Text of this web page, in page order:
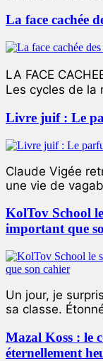
La face cachée
LA FACE
Les cycles de la
Livre juif : Le
Claude Vigée
une vie de
KolTov School
important que
Un jour, je
sa classe.
Mazal Koss : le
éternellement